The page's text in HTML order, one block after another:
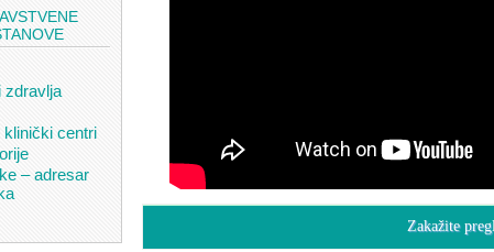
zdravlja
klinički centri
– adresar
Zakažite